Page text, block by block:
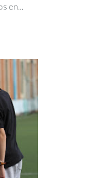
en...